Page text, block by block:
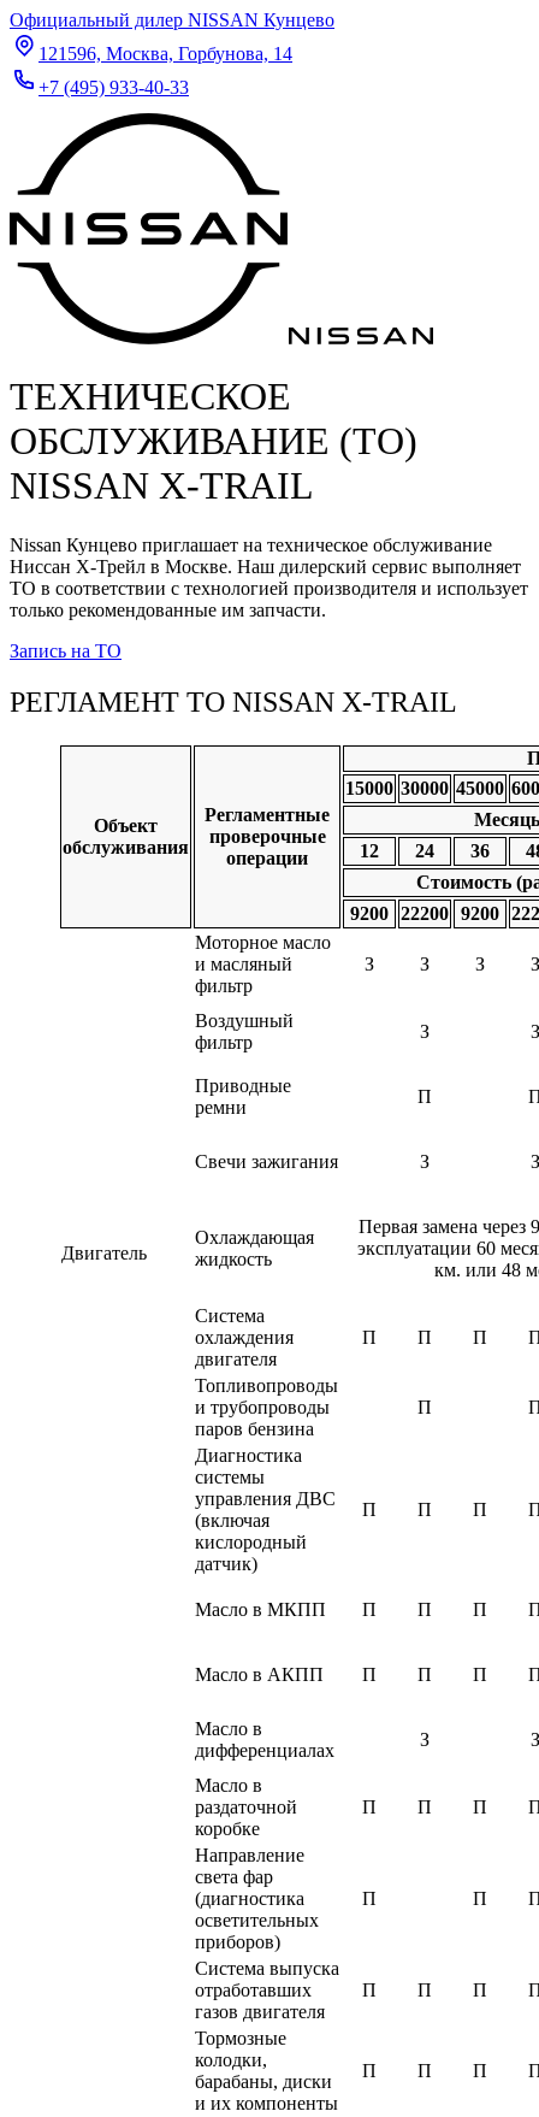
Официальный дилер NISSAN Кунцево
121596, Москва, Горбунова, 14
+7 (495) 933-40-33
ТЕХНИЧЕСКОЕ
ОБСЛУЖИВАНИЕ (ТО)
NISSAN X-TRAIL
Nissan Кунцево приглашает на техническое обслуживание
Ниссан Х-Трейл в Москве. Наш дилерский сервис выполняет
ТО в соответствии с технологией производителя и использует
только рекомендованные им запчасти.
Запись на ТО
РЕГЛАМЕНТ ТО NISSAN X-TRAIL
Объект
обслуживания
Регламентные
проверочные
операции
15000 30000 45000
12
24 36
Стоимость
9200 22200 9200
Двигатель
Моторное масло
и масляный
фильтр
З З З З
Воздушный
фильтр
З З
Приводные
ремни
П
Свечи зажигания З З
Охлаждающая
жидкость
Первая замена через
эксплуатации 60
км. или 48
Система
охлаждения
двигателя
П П П
Топливопроводы
и трубопроводы
паров бензина
П
Диагностика
системы
управления ДВС
(включая
кислородный
датчик)
П П П
Масло в МКПП П П П
Масло в АКПП П П П
Масло в
дифференциалах
З З
Масло в
раздаточной
коробке
П П П
Направление
света фар
(диагностика
осветительных
приборов)
П П
Система выпуска
отработавших
газов двигателя
П П П
Тормозные
колодки,
барабаны, диски
и их компоненты
П П П